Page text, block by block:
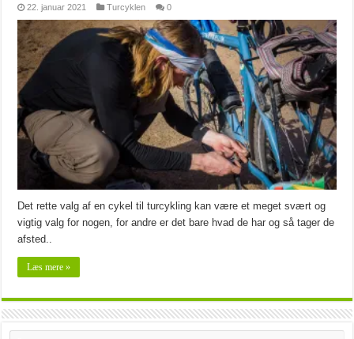
22. januar 2021 Turcyklen 0
Det rette valg af en cykel til turcykling kan være et meget svært og
vigtig valg for nogen, for andre er det bare hvad de har og så tager de
afsted..
Læs mere »